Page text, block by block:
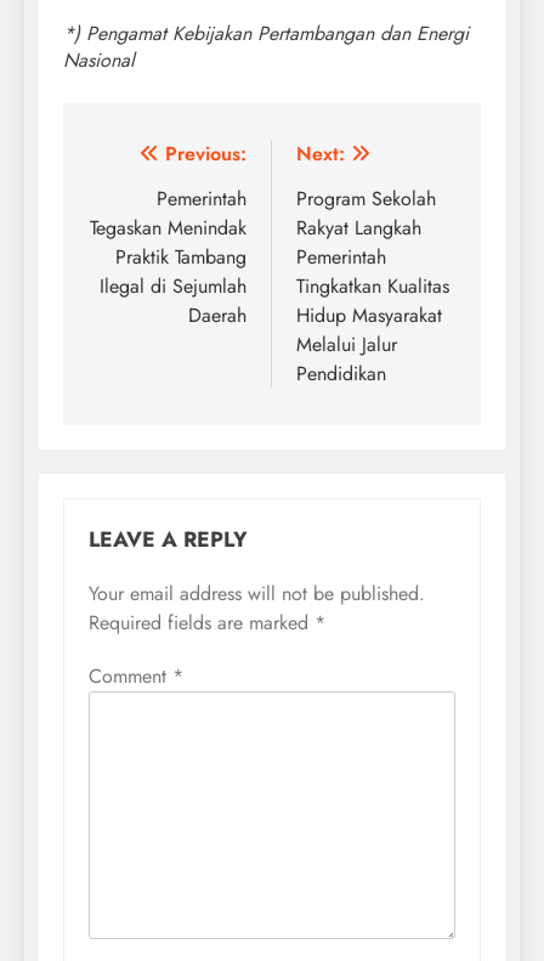
*) Pengamat Kebijakan Pertambangan dan Energi
Nasional
Post
navigation
Previous:
Pemerintah
Tegaskan Menindak
Praktik Tambang
Ilegal di Sejumlah
Daerah
Next:
Program Sekolah
Rakyat Langkah
Pemerintah
Tingkatkan Kualitas
Hidup Masyarakat
Melalui Jalur
Pendidikan
LEAVE A REPLY
Your email address will not be published.
Required fields are marked *
Comment *